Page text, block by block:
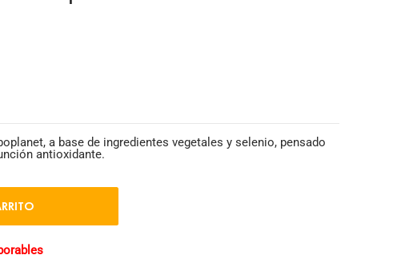
a base de ingredientes vegetales y selenio, pensado
antioxidante.